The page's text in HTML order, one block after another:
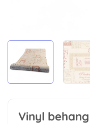
Vinyl